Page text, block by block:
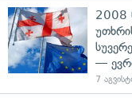
2008
—
7